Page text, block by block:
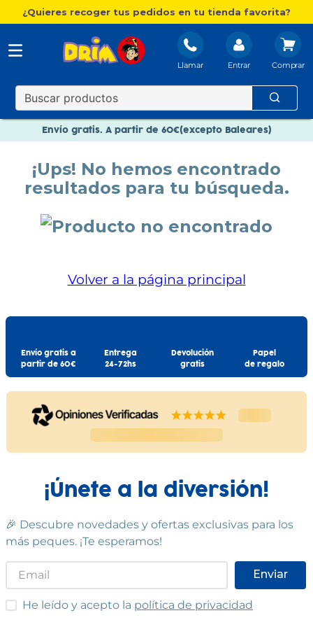
¿Quieres recoger tus pedidos en tu tienda favorita?
Llamar Entrar
Envío gratis. A partir de 60€(excepto Baleares)
Nuevo catálogo Aire Libre
Paga en 3 plazos sin intereses
¡Ups! No hemos encontrado
resultados para tu búsqueda.
Volver a la página principal
Envío gratis a
partir de 60€
Entrega
24-72hs
Devolución
gratis
Papel
de regalo
¡Únete a la diversión!
🎉 Descubre novedades y ofertas exclusivas para los
más peques. ¡Te esperamos!
Enviar
He leído y acepto las condiciones
He leído y acepto la política de privacidad